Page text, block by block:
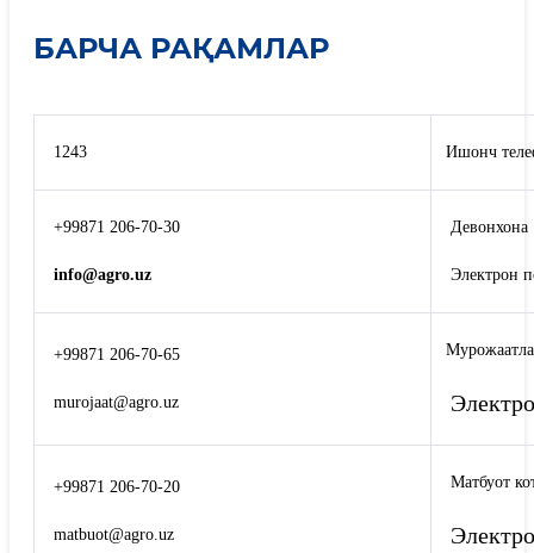
БАРЧА РАҚАМЛАР
1243 Ишонч
+99871 206-70-30
info@agro.uz
Девонхона
Электрон
+99871 206-70-65
murojaat@agro.uz
+99871 206-70-20
matbuot@agro.uz
Матбуот